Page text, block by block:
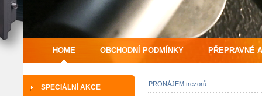
HOME OBCHODNÍ PODMÍNKY PŘEPRAVNÉ
SPECIÁLNÍ AKCE PRONÁJEM trezorů